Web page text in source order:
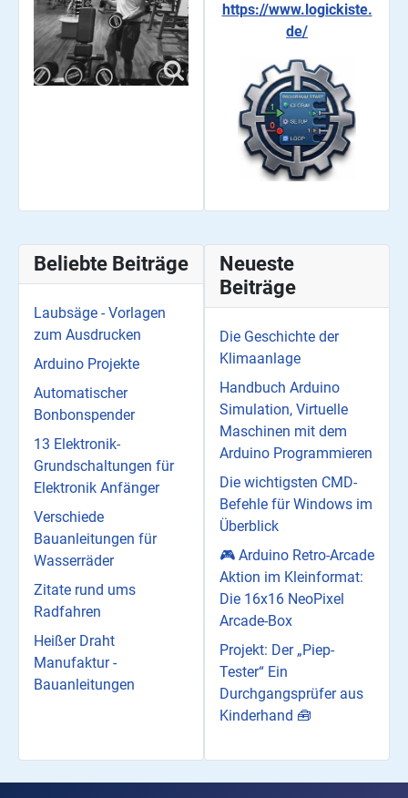
https://www.logickiste.
de/
Beliebte Beiträge
Laubsäge - Vorlagen
zum Ausdrucken
Arduino Projekte
Automatischer
Bonbonspender
13 Elektronik-
Grundschaltungen für
Elektronik Anfänger
Verschiede
Bauanleitungen für
Wasserräder
Zitate rund ums
Radfahren
Heißer Draht
Manufaktur -
Bauanleitungen
Neueste
Beiträge
Die Geschichte der
Klimaanlage
Handbuch Arduino
Simulation, Virtuelle
Maschinen mit dem
Arduino Programmieren
Die wichtigsten CMD-
Befehle für Windows im
Überblick
🎮 Arduino Retro-Arcade
Aktion im Kleinformat:
Die 16x16 NeoPixel
Arcade-Box
Projekt: Der „Piep-
Tester“ Ein
Durchgangsprüfer aus
Kinderhand 🧰